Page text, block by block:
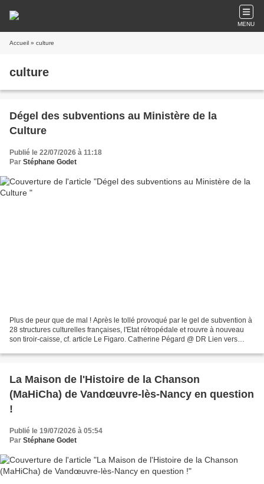
MENU
Accueil » culture
culture
Dégel des subventions au Ministère de la
Culture
Publié le 22/07/2026 à 11:18
Par Stéphane Godet
Plus de peur que de mal ! Après le tollé provoqué par le gel de subvention à
28 structures culturelles françaises, l'Etat rétropédale et rouvre à nouveau
son tiroir-caisse, cf. article Le Figaro. Catherine Pégard @ DR Lien vers
La Maison de l'Histoire de la Chanson
(MaHiCha) de Vandœuvre-lès-Nancy en question
!
Publié le 19/07/2026 à 05:54
Par Stéphane Godet